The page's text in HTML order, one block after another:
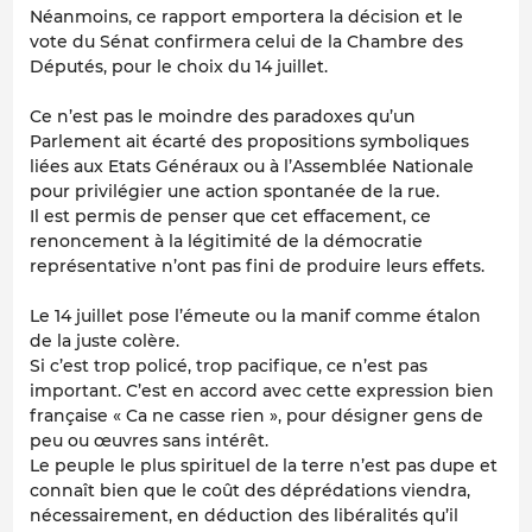
Néanmoins, ce rapport emportera la décision et le
vote du Sénat confirmera celui de la Chambre des
Députés, pour le choix du 14 juillet.
Ce n’est pas le moindre des paradoxes qu’un
Parlement ait écarté des propositions symboliques
liées aux Etats Généraux ou à l’Assemblée Nationale
pour privilégier une action spontanée de la rue.
Il est permis de penser que cet effacement, ce
renoncement à la légitimité de la démocratie
représentative n’ont pas fini de produire leurs effets.
Le 14 juillet pose l’émeute ou la manif comme étalon
de la juste colère.
Si c’est trop policé, trop pacifique, ce n’est pas
important. C’est en accord avec cette expression bien
française « Ca ne casse rien », pour désigner gens de
peu ou œuvres sans intérêt.
Le peuple le plus spirituel de la terre n’est pas dupe et
connaît bien que le coût des déprédations viendra,
nécessairement, en déduction des libéralités qu’il